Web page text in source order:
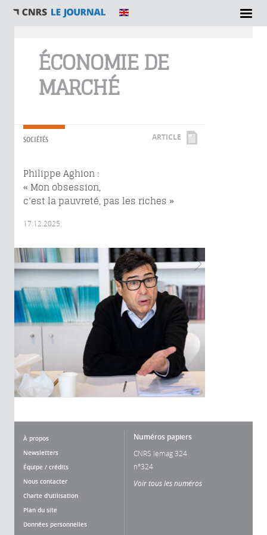
ÉCONOMIE DE
MARCHÉ
SOCIÉTÉS ARTICLE
Philippe Aghion :
« Mon obsession,
c’est la pauvreté, pas les riches »
17.12.2025
À propos
Newsletters
Équipe / crédits
Nous contacter
Charte d'utilisation
Plan du site
Données personnelles
Numéros papiers
CNRS lemag 324
n°324
Voir tous les numéros